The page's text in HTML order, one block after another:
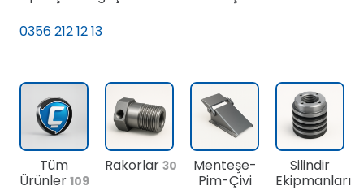
0356 212 12 13
Tüm
Ürünler 109
Rakorlar 30
Menteşe-
Pim-Çivi
Silindir
Ekipmanları